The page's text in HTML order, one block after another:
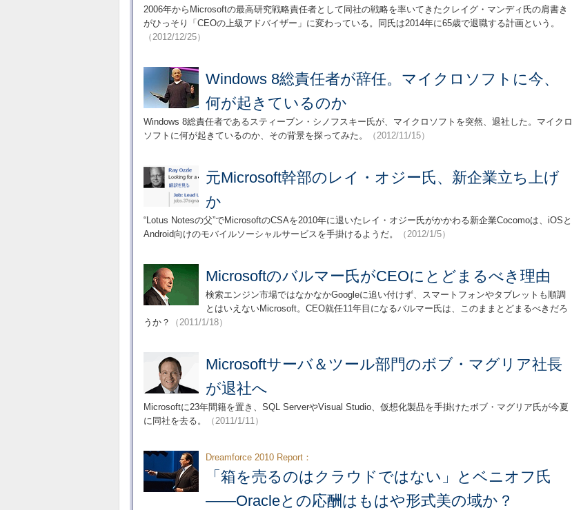
2006年からMicrosoftの最高研究戦略責任者として同社の戦略を率いてきたクレイグ・マンディ氏の肩書き
がひっそり「CEOの上級アドバイザー」に変わっている。同氏は2014年に65歳で退職する計画という。
（2012/12/25）
Windows 8総責任者が辞任。マイクロソフトに今、
何が起きているのか
Windows 8総責任者であるスティーブン・シノフスキー氏が、マイクロソフトを突然、退社した。マイクロ
ソフトに何が起きているのか、その背景を探ってみた。
（2012/11/15）
元Microsoft幹部のレイ・オジー氏、新企業立ち上げ
か
“Lotus Notesの父”でMicrosoftのCSAを2010年に退いたレイ・オジー氏がかかわる新企業Cocomoは、iOSと
Android向けのモバイルソーシャルサービスを手掛けるようだ。
（2012/1/5）
Microsoftのバルマー氏がCEOにとどまるべき理由
検索エンジン市場ではなかなかGoogleに追い付けず、スマートフォンやタブレットも順調
とはいえないMicrosoft。CEO就任11年目になるバルマー氏は、このままとどまるべきだろ
うか？
（2011/1/18）
Microsoftサーバ＆ツール部門のボブ・マグリア社長
が退社へ
Microsoftに23年間籍を置き、SQL ServerやVisual Studio、仮想化製品を手掛けたボブ・マグリア氏が今夏
に同社を去る。
（2011/1/11）
Dreamforce 2010 Report：
「箱を売るのはクラウドではない」とベニオフ氏
――Oracleとの応酬はもはや形式美の域か？